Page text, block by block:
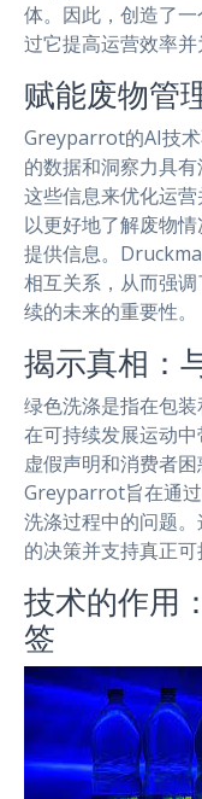
体。因此，创造了
过它提高运营效率并
赋能废物管
Greyparrot的AI技
的数据和洞察力具
这些信息来优化运
以更好地了解废物
提供信息。
相互关系，从而强
续的未来的重要性。
揭示真相：
绿色洗涤是指在包
在可持续发展运动
虚假声明和消费者
Greyparrot旨在通
洗涤过程中的问题
的决策并支持真正可
技术的作用
签